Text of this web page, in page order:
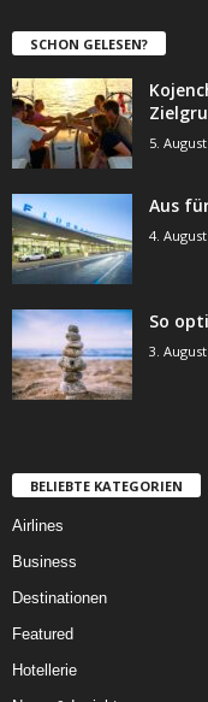
SCHON GELESEN?
5.
Aus
4.
So
3.
BELIEBTE KATEGORIEN
Airlines
Business
Destinationen
Featured
Hotellerie